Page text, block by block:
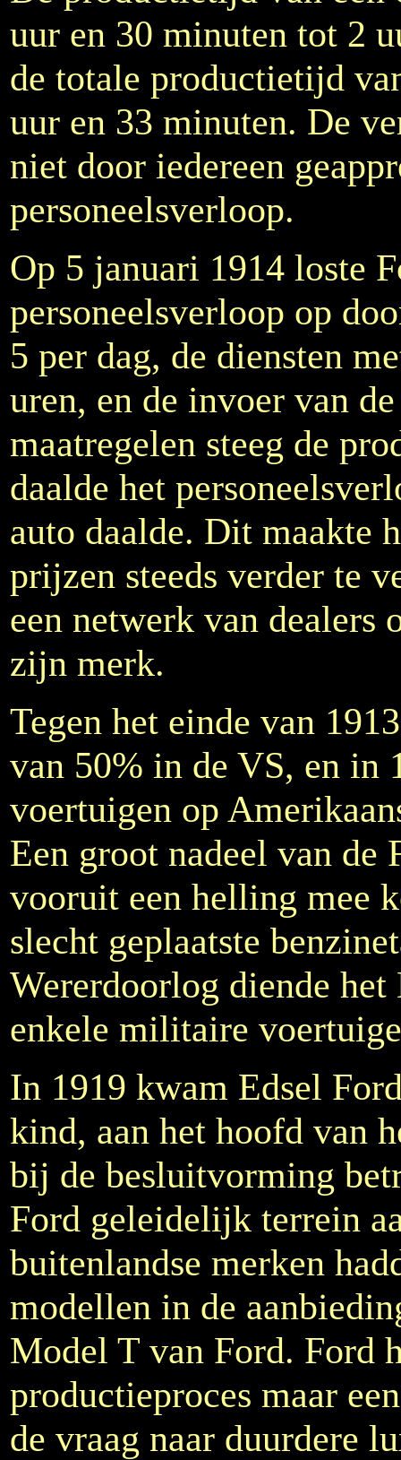
uur en 30 minuten tot 2
de totale productietijd
uur en 33 minuten. De
niet door iedereen
personeelsverloop.
Op 5 januari 1914 loste
personeelsverloop op
5 per dag, de diensten
uren, en de invoer van
maatregelen steeg de
daalde het
auto daalde. Dit maakte
prijzen steeds verder te
een netwerk van dealers
zijn merk.
Tegen het einde van
van 50% in de VS, en in
voertuigen op
Een groot nadeel van de
vooruit een helling mee
slecht geplaatste
Wererdoorlog diende
enkele militaire
In 1919 kwam Edsel
kind, aan het hoofd van
bij de besluitvorming
Ford geleidelijk terrein
buitenlandse merken
modellen in de
Model T van Ford. Ford
productieproces maar
de vraag naar duurdere